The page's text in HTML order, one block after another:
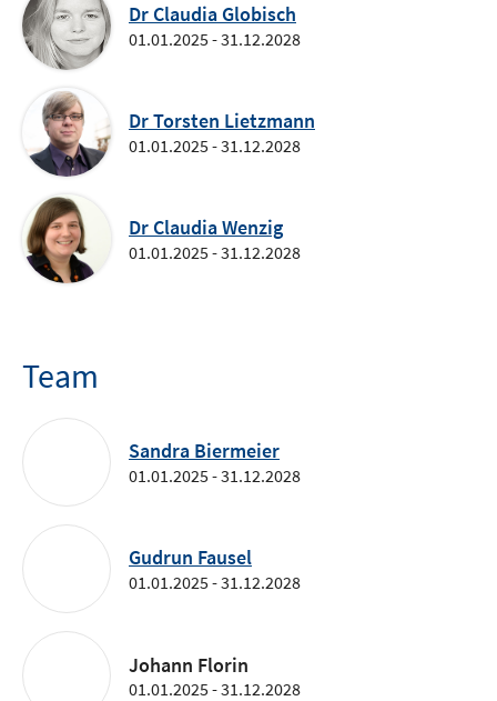
Dr Claudia Globisch
01.01.2025 - 31.12.2028
Dr Torsten Lietzmann
01.01.2025 - 31.12.2028
Dr Claudia Wenzig
01.01.2025 - 31.12.2028
Team
Sandra Biermeier
01.01.2025 - 31.12.2028
Gudrun Fausel
01.01.2025 - 31.12.2028
Johann Florin
01.01.2025 - 31.12.2028